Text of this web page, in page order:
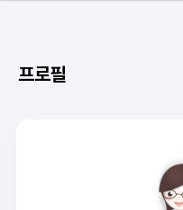
프로필